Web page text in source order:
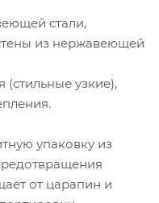
стали,
из нержавеющей
(стильные узкие),
упаковку из
от царапин и